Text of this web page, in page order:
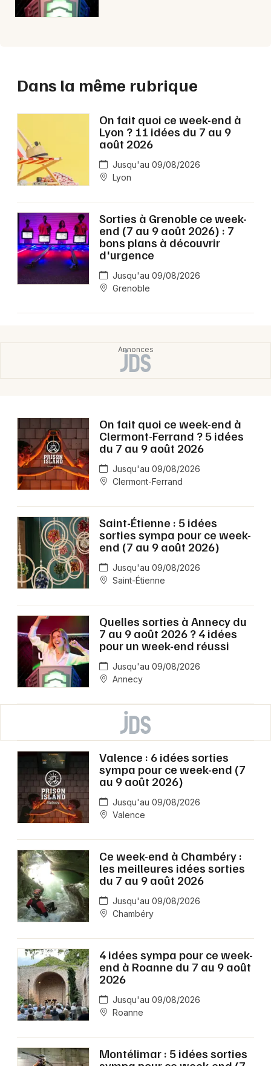
Dans la même rubrique
On fait quoi ce week-end à
Lyon ? 11 idées du 7 au 9
août 2026
Jusqu'au 09/08/2026
Lyon
Sorties à Grenoble ce week-
end (7 au 9 août 2026) : 7
bons plans à découvrir
d'urgence
Jusqu'au 09/08/2026
Grenoble
On fait quoi ce week-end à
Clermont-Ferrand ? 5 idées
du 7 au 9 août 2026
Jusqu'au 09/08/2026
Clermont-Ferrand
Saint-Étienne : 5 idées
sorties sympa pour ce week-
end (7 au 9 août 2026)
Jusqu'au 09/08/2026
Saint-Étienne
Quelles sorties à Annecy du
7 au 9 août 2026 ? 4 idées
pour un week-end réussi
Jusqu'au 09/08/2026
Annecy
Valence : 6 idées sorties
sympa pour ce week-end (7
au 9 août 2026)
Jusqu'au 09/08/2026
Valence
Ce week-end à Chambéry :
les meilleures idées sorties
du 7 au 9 août 2026
Jusqu'au 09/08/2026
Chambéry
4 idées sympa pour ce week-
end à Roanne du 7 au 9 août
2026
Jusqu'au 09/08/2026
Roanne
Montélimar : 5 idées sorties